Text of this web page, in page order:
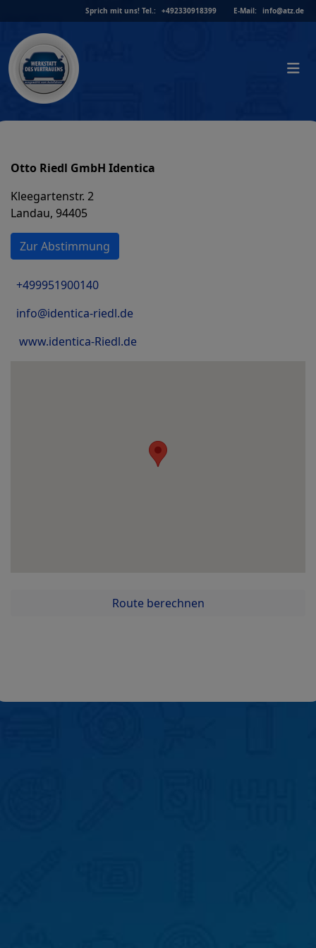
to
content
Sprich mit uns! Tel.: +492330918399 E-Mail: info@atz.de
Otto Riedl GmbH Identica
Kleegartenstr. 2
Landau, 94405
Zur Abstimmung
+499951900140
info@identica-riedl.de
www.identica-Riedl.de
Route berechnen